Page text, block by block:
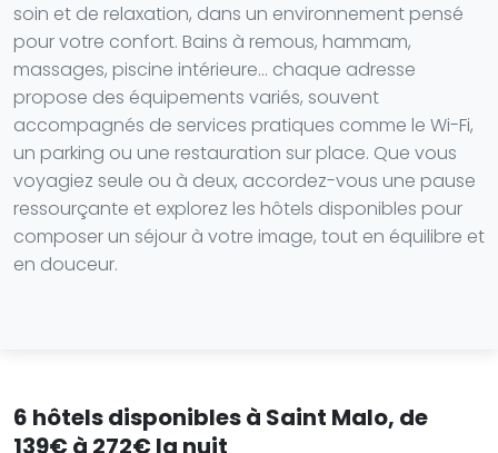
soin et de relaxation, dans un environnement pensé
pour votre confort. Bains à remous, hammam,
massages, piscine intérieure… chaque adresse
propose des équipements variés, souvent
accompagnés de services pratiques comme le Wi-Fi,
un parking ou une restauration sur place. Que vous
voyagiez seule ou à deux, accordez-vous une pause
ressourçante et explorez les hôtels disponibles pour
composer un séjour à votre image, tout en équilibre et
en douceur.
6 hôtels disponibles à Saint Malo, de
139€ à 272€ la nuit